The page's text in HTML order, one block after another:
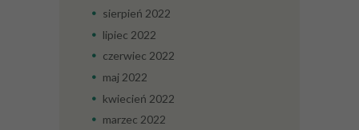
sierpień 2022
lipiec 2022
czerwiec 2022
maj 2022
kwiecień 2022
marzec 2022